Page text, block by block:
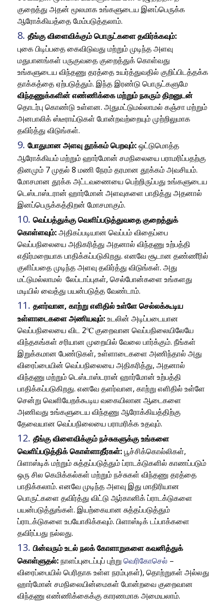
குறைத்து அதன் மூலமாக உங்களுடைய இனப்பெருக்க
ஆரோக்கியத்தை மேம்படுத்தலாம்.
தீங்கு விளைவிக்கும் பொருட்களை தவிர்க்கவும்:
புகை பிடிப்பதை கைவிடுவது மற்றும் முடிந்த அளவு
மதுபானங்கள் பருகுவதை குறைத்துக் கொள்வது
உங்களுடைய விந்தணு தரத்தை உயர்த்துவதில் குறிப்பிடத்தக்க
தாக்கத்தை ஏற்படுத்தும். இந்த இரண்டு பொருட்களுமே
விந்தணுக்களின் எண்ணிக்கை மற்றும் நகரும் திறனுடன்
தொடர்பு கொண்டு உள்ளன. அதுமட்டுமல்லாமல் கஞ்சா மற்றும்
அனபாலிக் ஸ்டீராய்டுகள் போன்றவற்றையும் முற்றிலுமாக
தவிர்த்து விடுங்கள்.
போதுமான அளவு தூக்கம் பெறவும்:ஒட்டுமொத்த
ஆரோக்கியம் மற்றும் ஹார்மோன் சமநிலையை பராமரிப்பதற்கு
தினமும் 7 முதல் 8 மணி நேரம் தரமான தூக்கம் அவசியம்.
மோசமான தூக்க அட்டவணையை பெற்றிருப்பது உங்களுடைய
டெஸ்டாஸ்டரான் ஹார்மோன் அளவுகளை பாதித்து அதனால்
இனப்பெருக்கத்திறன் மோசமாகும்.
வெப்பத்துக்கு வெளிப்படுத்துவதை குறைத்துக்
கொள்ளவும்:அதிகப்படியான வெப்பம் விதைப்பை
வெப்பநிலையை அதிகரித்து அதனால் விந்தணு உற்பத்தி
எதிர்மறையாக பாதிக்கப்படுகிறது. எனவே சூடான தண்ணீரில்
குளிப்பதை முடிந்த அளவு தவிர்த்து விடுங்கள். அது
மட்டுமல்லாமல் லேப்டாப்புகள், செல்போன்களை உங்களது
மடியில் வைத்து பயன்படுத்த வேண்டாம்.
தளர்வான, காற்று எளிதில் உள்ளே செல்லக்கூடிய
உள்ளாடைகளை அணியவும்:உடலின் அடிப்படையான
வெப்பநிலையை விட 2℃ குறைவான வெப்பநிலையிலேயே
விந்தகங்கள் சரியான முறையில் வேலை பார்க்கும். நீங்கள்
இறுக்கமான பேண்டுகள், உள்ளாடைகளை அணிந்தால் அது
விரைப்பையின் வெப்பநிலையை அதிகரித்து, அதனால்
விந்தணு மற்றும் டெஸ்டாஸ்டரான் ஹார்மோன் உற்பத்தி
பாதிக்கப்படுகிறது. எனவே தளர்வான, காற்று எளிதில் உள்ளே
சென்று வெளியேறக்கூடிய வகையிலான ஆடைகளை
அணிவது உங்களுடைய விந்தணு ஆரோக்கியத்திற்கு
தேவையான வெப்பநிலையை பராமரிக்க உதவும்.
தீங்கு விளைவிக்கும் நச்சுகளுக்கு உங்களை
வெளிப்படுத்திக் கொள்ளாதீர்கள்:பூச்சிக்கொல்லிகள்,
பிளாஸ்டிக் மற்றும் சுத்தப்படுத்தும் ப்ராடக்டுகளில் காணப்படும்
ஒரு சில கெமிக்கல்கள் மற்றும் நச்சுகள் விந்தணு தரத்தை
பாதிக்கலாம். எனவே முடிந்த அளவு இது மாதிரியான
பொருட்களை தவிர்த்து விட்டு ஆர்கானிக் ப்ராடக்டுகளை
பயன்படுத்துங்கள். இயற்கையான சுத்தப்படுத்தும்
ப்ராடக்டுகளை உபயோகிக்கவும். பிளாஸ்டிக் டப்பாக்களை
தவிர்ப்பது நல்லது.
பின்வரும் உடல் நலக் கோளாறுகளை கவனித்துக்
கொள்ளுதல்:நாளப்புடைப்புப் புற்று வெரிகோசெல் –
விரைப்பையில் பெரிதாக உள்ள நரம்புகள்), தொற்றுகள் அல்லது
ஹார்மோன் சமநிலையின்மைகள் போன்றவை குறைவான
விந்தணு எண்ணிக்கைக்கு காரணமாக அமையலாம்.